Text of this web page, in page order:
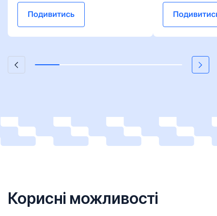
Подивитись
Корисні можливості